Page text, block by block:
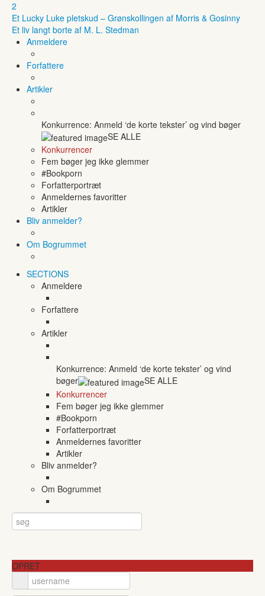
2
Et Lucky Luke pletskud – Grønskollingen af Morris & Gosinny
Et liv langt borte af M. L. Stedman
Anmeldere
Forfattere
Artikler
Konkurrence: Anmeld ‘de korte tekster’ og vind bøger
SE ALLE
Konkurrencer
Fem bøger jeg ikke glemmer
#Bookporn
Forfatterportræt
Anmeldernes favoritter
Artikler
Bliv anmelder?
Om Bogrummet
SECTIONS
Anmeldere
Forfattere
Artikler
Konkurrence: Anmeld ‘de korte tekster’ og vind
bøger
SE ALLE
Konkurrencer
Fem bøger jeg ikke glemmer
#Bookporn
Forfatterportræt
Anmeldernes favoritter
Artikler
Bliv anmelder?
Om Bogrummet
OPRET